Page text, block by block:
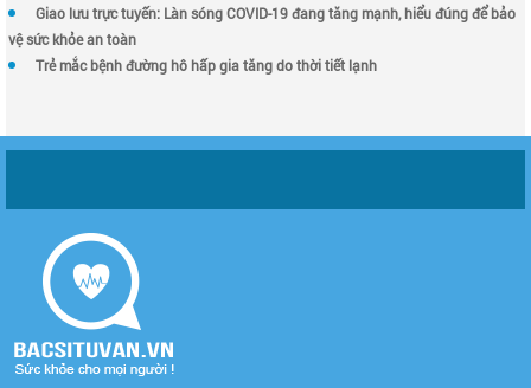
Giao lưu trực tuyến: Làn sóng COVID-19 đang tăng mạnh, hiểu đúng để bảo
vệ sức khỏe an toàn
Trẻ mắc bệnh đường hô hấp gia tăng do thời tiết lạnh